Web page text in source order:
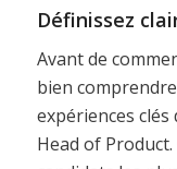
Définissez
Avant de
bien
expériences
Head of